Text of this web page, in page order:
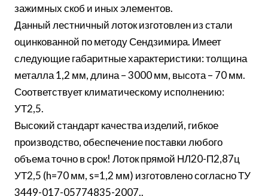
зажимных скоб и иных элементов.
Данный лестничный лоток изготовлен из стали
оцинкованной по методу Сендзимира. Имеет
следующие габаритные характеристики: толщина
металла 1,2 мм, длина – 3000 мм, высота – 70 мм.
Соответствует климатическому исполнению:
УТ2,5.
Высокий стандарт качества изделий, гибкое
производство, обеспечение поставки любого
объема точно в срок! Лоток прямой НЛ20-П2,87ц
УТ2,5 (h=70 мм, s=1,2 мм) изготовлено согласно ТУ
3449-017-05774835-2007..